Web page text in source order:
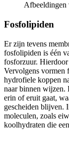
Afbeeldingen
Fosfolipiden
Er zijn tevens
fosfolipiden is één
fosforzuur.
Vervolgens vormen
hydrofiele koppen
naar binnen wijzen.
erin of eruit gaat,
gescheiden blijven.
moleculen, zoals
koolhydraten die